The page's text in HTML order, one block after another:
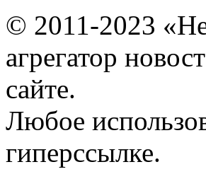
© 2011-2023
агрегатор
сайте.
Любое
гиперссылке.